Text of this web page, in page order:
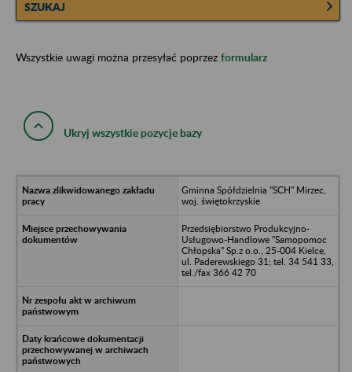
SZUKAJ
Wszystkie uwagi można przesyłać poprzez formularz
Ukryj wszystkie pozycje bazy
Gminna Spółdzielnia "SCH" Mirzec,
woj. świętokrzyskie
Przedsiębiorstwo Produkcyjno-
Usługowo-Handlowe "Samopomoc
Chłopska" Sp.z o.o., 25-004 Kielce,
ul. Paderewskiego 31; tel. 34 541 33,
tel./fax 366 42 70